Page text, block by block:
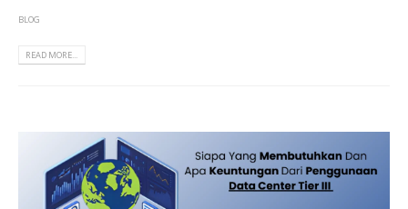
BLOG
READ MORE...